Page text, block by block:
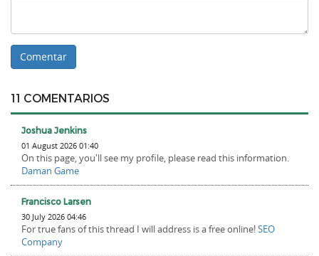
11 COMENTARIOS
Joshua Jenkins
01 August 2026 01:40
On this page, you'll see my profile, please read this information.
Daman Game
Francisco Larsen
30 July 2026 04:46
For true fans of this thread I will address is a free online!SEO
Company